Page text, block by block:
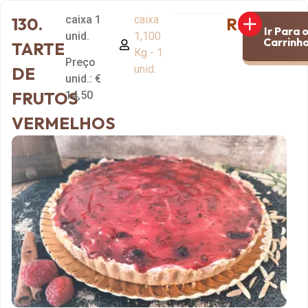
130.
TARTE
DE
FRUTOS
VERMELHOS
caixa 1
unid.
Preço
unid.: €
14,50
caixa
1,100
Kg - 1
unid.
R$14,50
Ir Para o